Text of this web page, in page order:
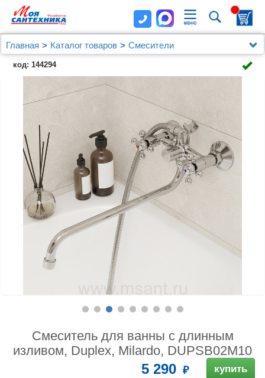
Главная Каталог товаров
Смесители
Для ванны с душем
Смеситель для ванны с длинным изливом, Duplex,
Milardo, DUPSB02M10
код: 144294
Смеситель для ванны с длинным
изливом, Duplex, Milardo, DUPSB02M10
5 290 купить